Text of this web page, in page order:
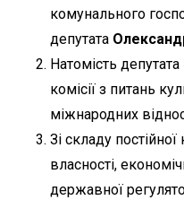
комунального
депутата
Натомість
комісії з питань
міжнародних
Зі складу
власності,
державної